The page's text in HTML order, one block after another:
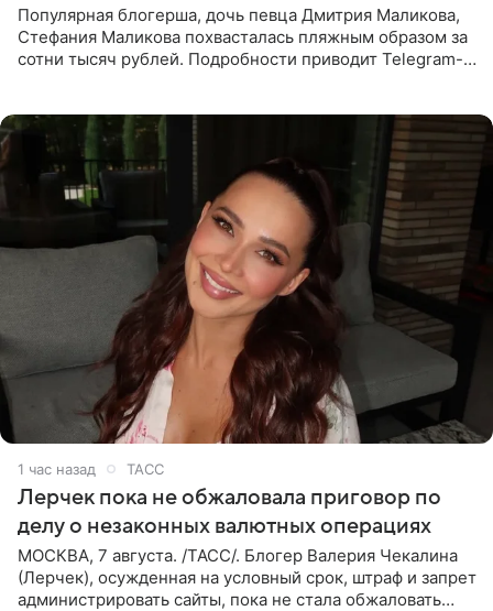
Популярная блогерша, дочь певца Дмитрия Маликова,
Стефания Маликова похвасталась пляжным образом за
сотни тысяч рублей. Подробности приводит Telegram-
1 час назад ТАСС
Лерчек пока не обжаловала приговор по
делу о незаконных валютных операциях
МОСКВА, 7 августа. /ТАСС/. Блогер Валерия Чекалина
(Лерчек), осужденная на условный срок, штраф и запрет
администрировать сайты, пока не стала обжаловать